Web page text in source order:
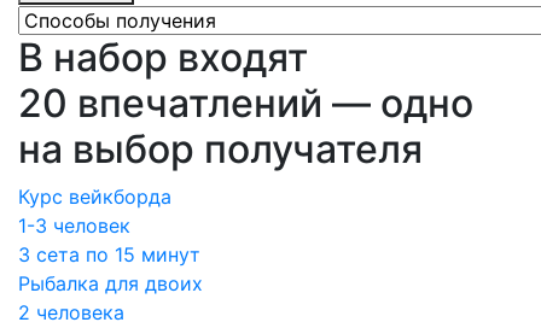
В набор входят
20 впечатлений — одно
на выбор получателя
Курс вейкборда
1-3 человек
3 сета по 15 минут
Рыбалка для двоих
2 человека